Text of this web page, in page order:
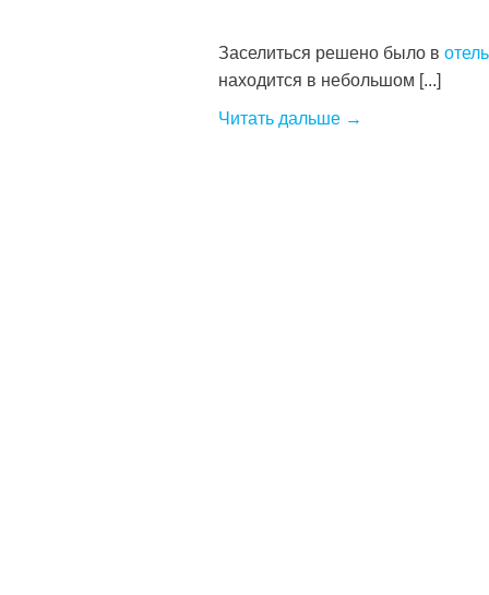
Заселиться решено было в
находится в небольшом [...]
Читать дальше →